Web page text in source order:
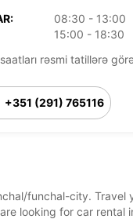
08:30 - 13:00
15:00 - 18:30
rəsmi tatillərə
+351 (291) 765116
funchal-city. Travel
looking for car rental